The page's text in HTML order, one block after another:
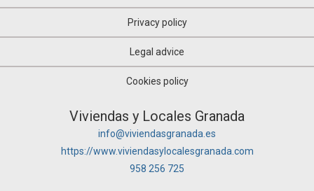
Privacy policy
Legal advice
Cookies policy
Viviendas y Locales Granada
info@viviendasgranada.es
https://www.viviendasylocalesgranada.com
958 256 725